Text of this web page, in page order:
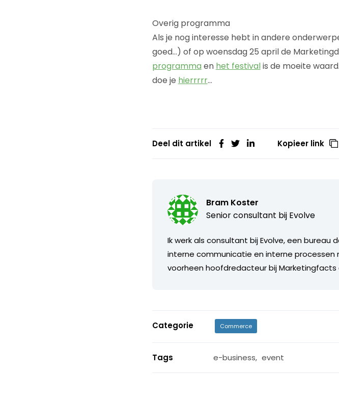
Overig programma
Als je nog interesse hebt in andere
goed…) of op woensdag 25 april de
programma en het festivalis de moeite
doe je hierrrrr…
Deel dit artikel Kopieer link
Bram Koster
Senior consultant bij Evolve
Ik werk als consultant bij Evolve, een
interne communicatie en interne processen
voorheen hoofdredacteur bij Marketingfacts
Categorie Commerce
Tags e-business, event